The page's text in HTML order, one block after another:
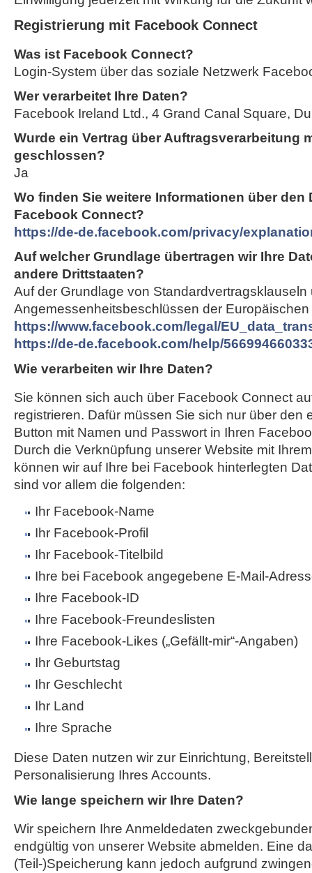
Registrierung mit Facebook Connect
Was ist Facebook Connect?
Login-System über das soziale Netzwerk
Wer verarbeitet Ihre Daten?
Facebook Ireland Ltd., 4 Grand Canal Square,
Wurde ein Vertrag über Auftragsverarbeitung
geschlossen?
Ja
Wo finden Sie weitere Informationen über den
Facebook Connect?
https://de-de.facebook.com/privacy/
Auf welcher Grundlage übertragen wir Ihre
andere Drittstaaten?
Auf der Grundlage von Standardvertragsklauseln
Angemessenheitsbeschlüssen der
https://www.facebook.com/legal/
https://de-de.facebook.com/help/
Wie verarbeiten wir Ihre Daten?
Sie können sich auch über Facebook Connect
registrieren. Dafür müssen Sie sich nur über den
Button mit Namen und Passwort in Ihren
Durch die Verknüpfung unserer Website mit
können wir auf Ihre bei Facebook hinterlegten
sind vor allem die folgenden:
Ihr Facebook-Name
Ihr Facebook-Profil
Ihr Facebook-Titelbild
Ihre bei Facebook angegebene E-Mail-
Ihre Facebook-ID
Ihre Facebook-Freundeslisten
Ihre Facebook-Likes („Gefällt-mir“-Angaben)
Ihr Geburtstag
Ihr Geschlecht
Ihr Land
Ihre Sprache
Diese Daten nutzen wir zur Einrichtung,
Personalisierung Ihres Accounts.
Wie lange speichern wir Ihre Daten?
Wir speichern Ihre Anmeldedaten
endgültig von unserer Website abmelden. Eine
(Teil-)Speicherung kann jedoch aufgrund